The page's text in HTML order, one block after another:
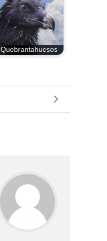
Quebrantahuesos